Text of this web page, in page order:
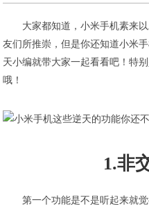
大家都知道，小米手机素来
友们所推崇，但是你还知道小米
天小编就带大家一起看看吧！特
哦！
1.非
第一个功能是不是听起来就